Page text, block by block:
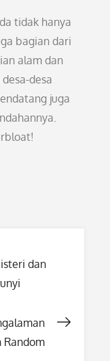
tidak hanya
bagian dari
alam dan
desa
juga
dan
Random